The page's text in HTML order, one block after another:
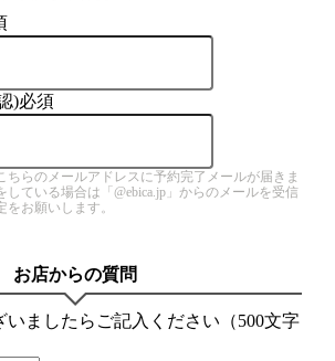
)必須
らのメールアドレスに予約完了メールが届きま
ている場合は「@ebica.jp」からのメールを受信
お願いします。
お店からの質問
いましたらご記入ください（500文字